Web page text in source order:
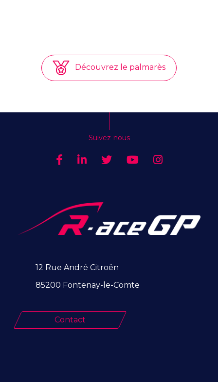
Découvrez le palmarès
Suivez-nous
12 Rue André Citroën
85200 Fontenay-le-Comte
Contact